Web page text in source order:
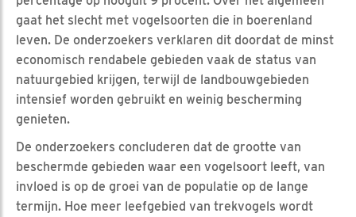
gaat het slecht met vogelsoorten die in boerenland
leven. De onderzoekers verklaren dit doordat de minst
economisch rendabele gebieden vaak de status van
natuurgebied krijgen, terwijl de landbouwgebieden
intensief worden gebruikt en weinig bescherming
genieten.
De onderzoekers concluderen dat de grootte van
beschermde gebieden waar een vogelsoort leeft, van
invloed is op de groei van de populatie op de lange
termijn. Hoe meer leefgebied van trekvogels wordt